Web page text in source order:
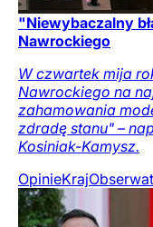
"Niewybaczalny
Nawrockiego
W czwartek mija
Nawrockiego na
zahamowania
zdradę stanu" –
Kosiniak-Kamysz.
OpinieKraj